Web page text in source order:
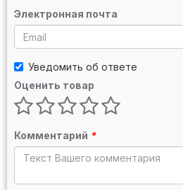
Электронная почта
Уведомить об ответе
Оценить товар
Комментарий *